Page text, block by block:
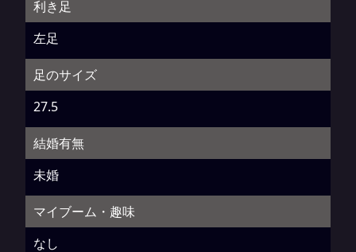
利き足
左足
足のサイズ
27.5
結婚有無
未婚
マイブーム・趣味
なし